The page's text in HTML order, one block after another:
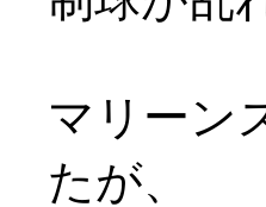
マリーン
たが、